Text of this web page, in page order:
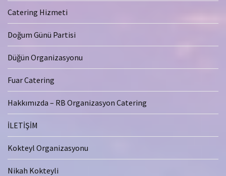
Catering Hizmeti
Doğum Günü Partisi
Düğün Organizasyonu
Fuar Catering
Hakkımızda – RB Organizasyon Catering
İLETİŞİM
Kokteyl Organizasyonu
Nikah Kokteyli